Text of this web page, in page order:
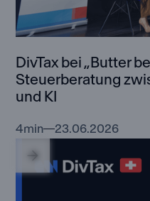
DivTax bei „Butter
Steuerberatung
und KI
4min 23.06.2026